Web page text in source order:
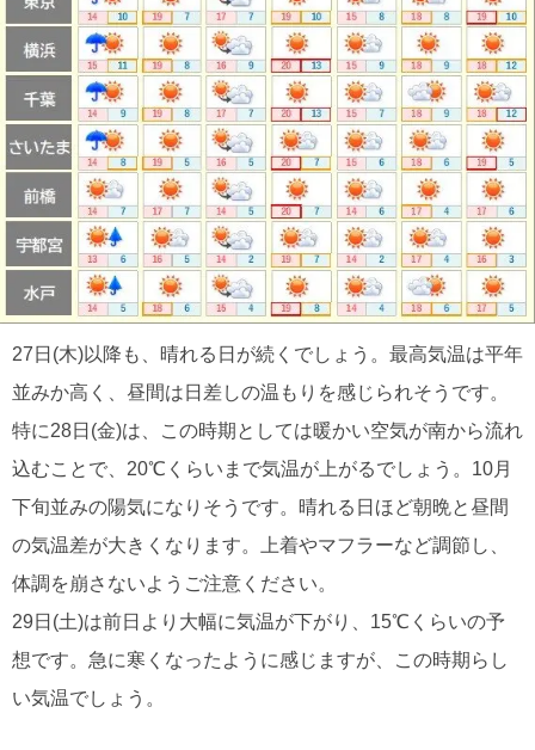
27日(木)以降も、晴れる日が続くでしょう。最高気温は平年
並みか高く、昼間は日差しの温もりを感じられそうです。
特に28日(金)は、この時期としては暖かい空気が南から流れ
込むことで、20℃くらいまで気温が上がるでしょう。10月
下旬並みの陽気になりそうです。晴れる日ほど朝晩と昼間
の気温差が大きくなります。上着やマフラーなど調節し、
体調を崩さないようご注意ください。
29日(土)は前日より大幅に気温が下がり、15℃くらいの予
想です。急に寒くなったように感じますが、この時期らし
い気温でしょう。